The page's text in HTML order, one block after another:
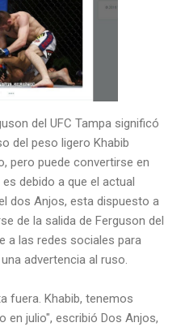
del UFC Tampa significó
del peso ligero Khabib
pero puede convertirse en
debido a que el actual
dos Anjos, esta dispuesto a
de la salida de Ferguson del
a las redes sociales para
advertencia al ruso.
fuera. Khabib, tenemos
en julio", escribió Dos Anjos,